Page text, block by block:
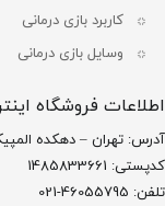
کاربرد بازی درمانی
وسایل بازی درمانی
اطلاعات فروشگاه
آدرس: تهران – دهکده المپیک –
کدپستی: 1485833661
تلفن: 46055795-021